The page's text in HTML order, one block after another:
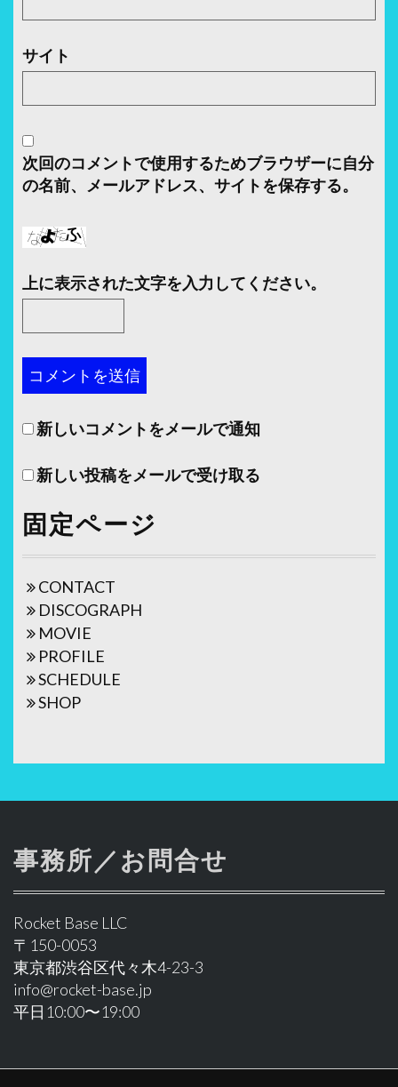
サイト
次回のコメントで使用するためブラウザーに自分
の名前、メールアドレス、サイトを保存する。
上に表示された文字を入力してください。
新しいコメントをメールで通知
新しい投稿をメールで受け取る
固定ページ
CONTACT
DISCOGRAPH
MOVIE
PROFILE
SCHEDULE
SHOP
事務所／お問合せ
Rocket Base LLC
〒150-0053
東京都渋谷区代々木4-23-3
info@rocket-base.jp
平日10:00〜19:00